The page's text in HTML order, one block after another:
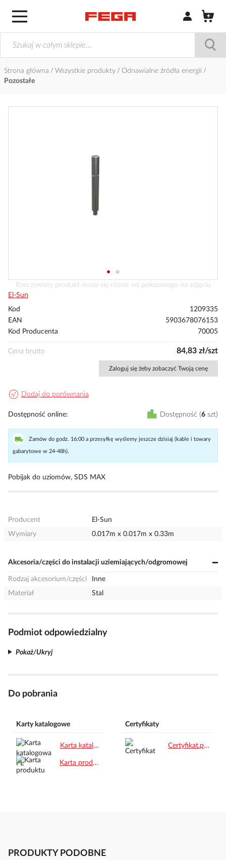
Zaloguj się /
Strona główna Wszystkie produkty
Odnawialne źródła energii
Pozostałe
Przejdź
na
początek
Rzeczywisty produkt może się różnić od pokazanego na zdjęciu
El-Sun
Kod
1209335
EAN
5903678076153
Kod Producenta
70005
Cena brutto 84,83 zł/szt
Zaloguj się żeby zobaczyć Twoją cenę
Dodaj do porównania
Dostępność online Dostępność 6 szt
Zamów do godz. 16:00 a przesyłkę wyślemy jeszcze dzisiaj (kable i towary
gabarytowe w 24-48h).
Pobijak do uziomów, SDS MAX
Producent
El-Sun
Wymiary
0.017m x 0.017m x 0.33m
Akcesoria/części do instalacji uziemiających/odgromowej
Rodzaj akcesorium/części
Inne
Materiał
Stal
Podmiot odpowiedzialny
Pokaż/Ukryj
Do pobrania
Karty katalogowe
Karta katalogowa PL.pdf
Karta produktu.pdf
Certyfikaty
Certyfikat.pdf
PRODUKTY PODOBNE